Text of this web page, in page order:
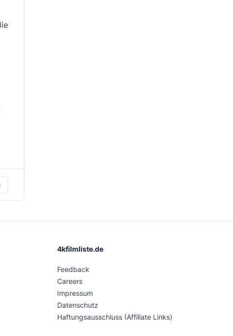
4kfilmliste.de
Feedback
Careers
Impressum
Datenschutz
Haftungsausschluss (Affiliate Links)